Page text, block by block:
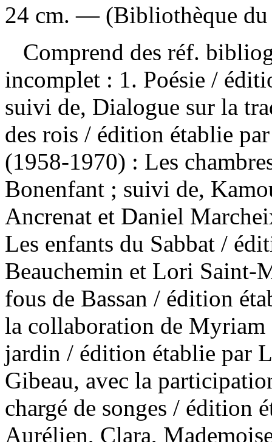
24 cm. — (Bibliothèque du
Comprend des réf.
incomplet : 1. Poésie /
suivi de, Dialogue sur la
des rois / édition établie
(1958-1970) : Les
Bonenfant ; suivi de,
Ancrenat et Daniel
Les enfants du Sabbat /
Beauchemin et Lori Saint-
fous de Bassan / édition
la collaboration de
jardin / édition établie par
Gibeau, avec la
chargé de songes / édition
Aurélien, Clara,